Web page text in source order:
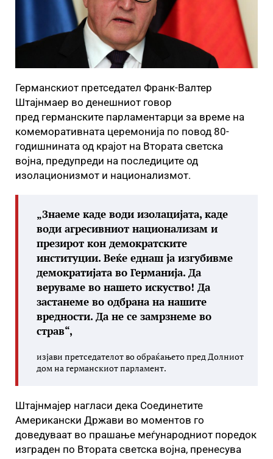
Германскиот претседател Франк-Валтер
Штајнмаер во денешниот говор
пред германските парламентарци за време на
комеморативната церемонија по повод 80-
годишнината од крајот на Втората светска
војна, предупреди на последиците од
изолационизмот и национализмот.
„Знаеме каде води изолацијата, каде
води агресивниот национализам и
презирот кон демократските
институции. Веќе еднаш ја изгубивме
демократијата во Германија. Да
веруваме во нашето искуство! Да
застанеме во одбрана на нашите
вредности. Да не се замрзнеме во
страв“,
изјави претседателот во обраќањето пред Долниот
дом на германскиот парламент.
Штајнмајер нагласи дека Соединетите
Американски Држави во моментов го
доведуваат во прашање меѓународниот поредок
изграден по Втората светска војна, пренесува